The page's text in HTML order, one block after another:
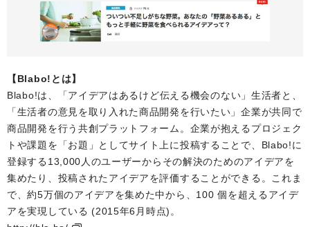
【Blabo!とは】
Blabo!は、「アイデアはあるけど伝える機会のない」生活者と、
「生活者の意見を取り入れた商品開発を行いたい」企業が共同で
商品開発を行う共創プラットフォーム。企業が抱えるプロジェク
トや課題を「お題」としてサイト上に投稿することで、Blabo!に
登録する13,000人のユーザーからその解決のためのアイデアを
集めたり、投稿されたアイデアを評価することができる。これま
で、約5万個のアイデアを集めた中から、100 個を超えるアイデ
アを実現している (2015年6月時点)。